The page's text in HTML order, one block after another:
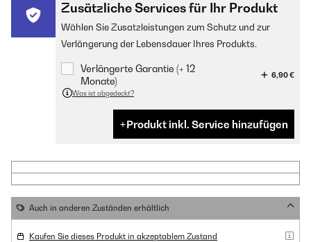
Zusätzliche Services für Ihr Produkt
Wählen Sie Zusatzleistungen zum Schutz und zur
Verlängerung der Lebensdauer Ihres Produkts.
Verlängerte Garantie (+ 12
Monate)
6,90 €
Was ist abgedeckt?
Produkt inkl. Service hinzufügen
Auch in anderen Zuständen erhältlich
Kaufen Sie dieses Produkt in akzeptablem Zustand